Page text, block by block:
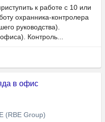
к работе с 10 или
охранника-контролера
руководства).
Контроль...
в офис
(RBE Group)